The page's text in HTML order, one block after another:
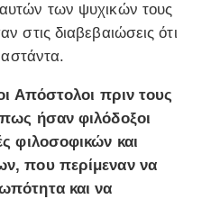
των ψυχικών τους
στις διαβεβαιώσεις ότι
Απόστολοι πριν τους
ήσαν φιλόδοξοι
φιλοσοφικών και
που περίμεναν να
και να